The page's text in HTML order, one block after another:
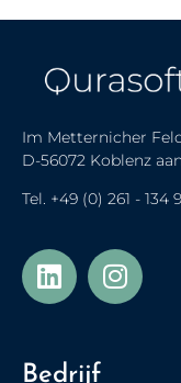
Im Metternicher
D-56072 Koblenz
Tel. +49 (0) 261 - 134
Bedrijf